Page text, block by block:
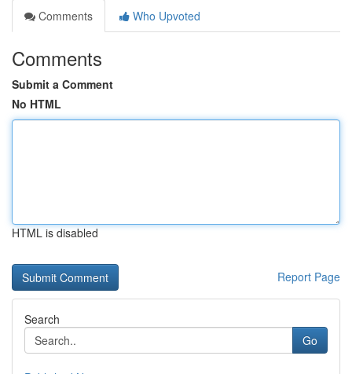
Comments
Who Upvoted
Comments
Submit a Comment
No HTML
HTML is disabled
Report Page
Search
Go